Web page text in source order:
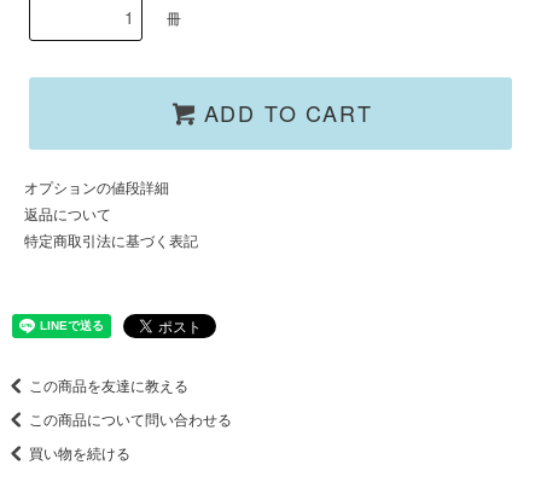
冊
ADD TO CART
オプションの値段詳細
返品について
特定商取引法に基づく表記
この商品を友達に教える
この商品について問い合わせる
買い物を続ける